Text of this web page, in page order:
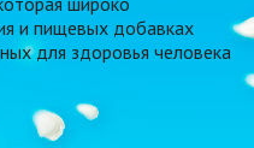
и пищевых добавках
для здоровья человека